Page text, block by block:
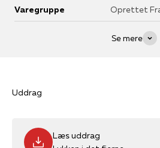
Varegruppe Oprettet
Se mere
Uddrag
Læs uddrag